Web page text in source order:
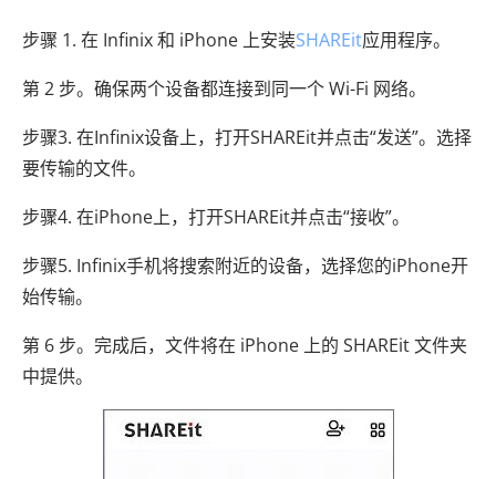
步骤 1. 在 Infinix 和 iPhone 上安装SHAREit应用程序。
第 2 步。确保两个设备都连接到同一个 Wi-Fi 网络。
步骤3. 在Infinix设备上，打开SHAREit并点击“发送”。选择
要传输的文件。
步骤4. 在iPhone上，打开SHAREit并点击“接收”。
步骤5. Infinix手机将搜索附近的设备，选择您的iPhone开
始传输。
第 6 步。完成后，文件将在 iPhone 上的 SHAREit 文件夹
中提供。